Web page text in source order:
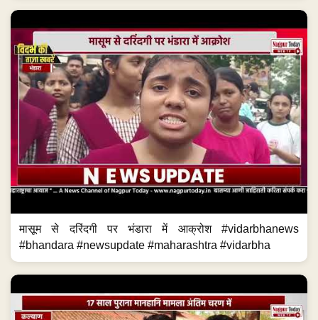
मासूम से दरिंदगी पर भंडारा में आक्रोश #vidarbhanews
#bhandara #newsupdate #maharashtra #vidarbha